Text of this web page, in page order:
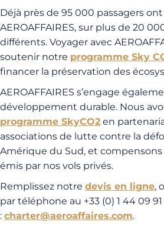
Déjà près de 95 000 passagers
AEROAFFAIRES, sur plus de 20
différents. Voyager avec
soutenir notre programme Sky
financer la préservation des
AEROAFFAIRES s’engage
développement durable. Nous
programme SkyCO2 en
associations de lutte contre la
Amérique du Sud, et compensons
émis par nos vols privés.
Remplissez notre devis en ligne,
par téléphone au +33 (0) 1 44 09
: charter@aeroaffaires.com.